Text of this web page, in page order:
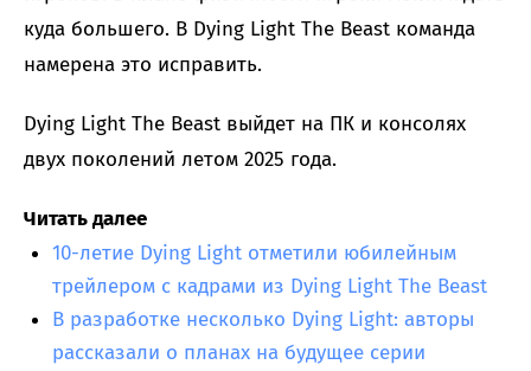
куда большего. В Dying Light The Beast команда
намерена это исправить.
Dying Light The Beast выйдет на ПК и консолях
двух поколений летом 2025 года.
Читать далее
10-летие Dying Light отметили юбилейным
трейлером с кадрами из Dying Light The Beast
В разработке несколько Dying Light: авторы
рассказали о планах на будущее серии